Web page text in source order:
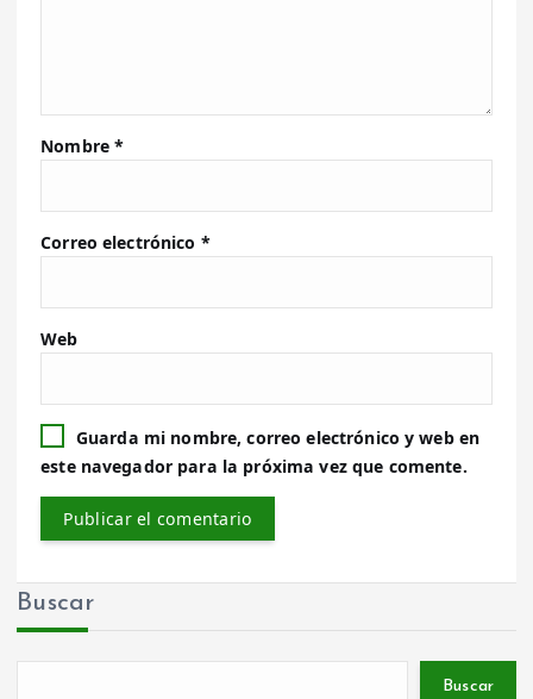
Nombre*
Correo electrónico *
Web
Guarda mi nombre, correo electrónico y web en
este navegador para la próxima vez que comente.
Buscar
Buscar